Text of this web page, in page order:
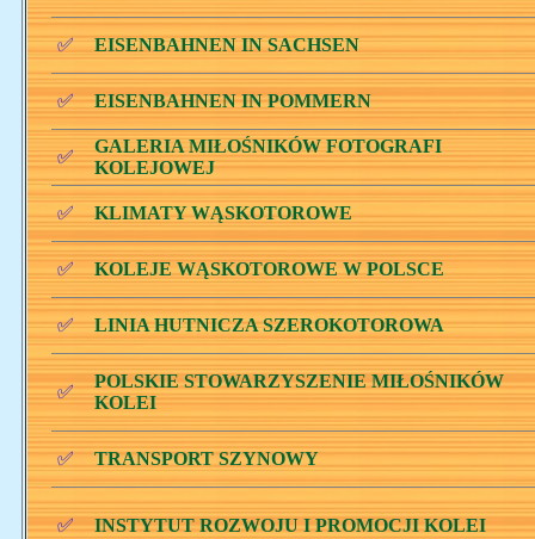
✅ EISENBAHNEN IN SACHSEN
✅ EISENBAHNEN IN POMMERN
✅
GALERIA MIŁOŚNIKÓW FOTOGRAFI
KOLEJOWEJ
✅ KLIMATY WĄSKOTOROWE
✅ KOLEJE WĄSKOTOROWE W POLSCE
✅ LINIA HUTNICZA SZEROKOTOROWA
✅
POLSKIE STOWARZYSZENIE MIŁOŚNIKÓW
KOLEI
✅ TRANSPORT SZYNOWY
✅ INSTYTUT ROZWOJU I PROMOCJI KOLEI